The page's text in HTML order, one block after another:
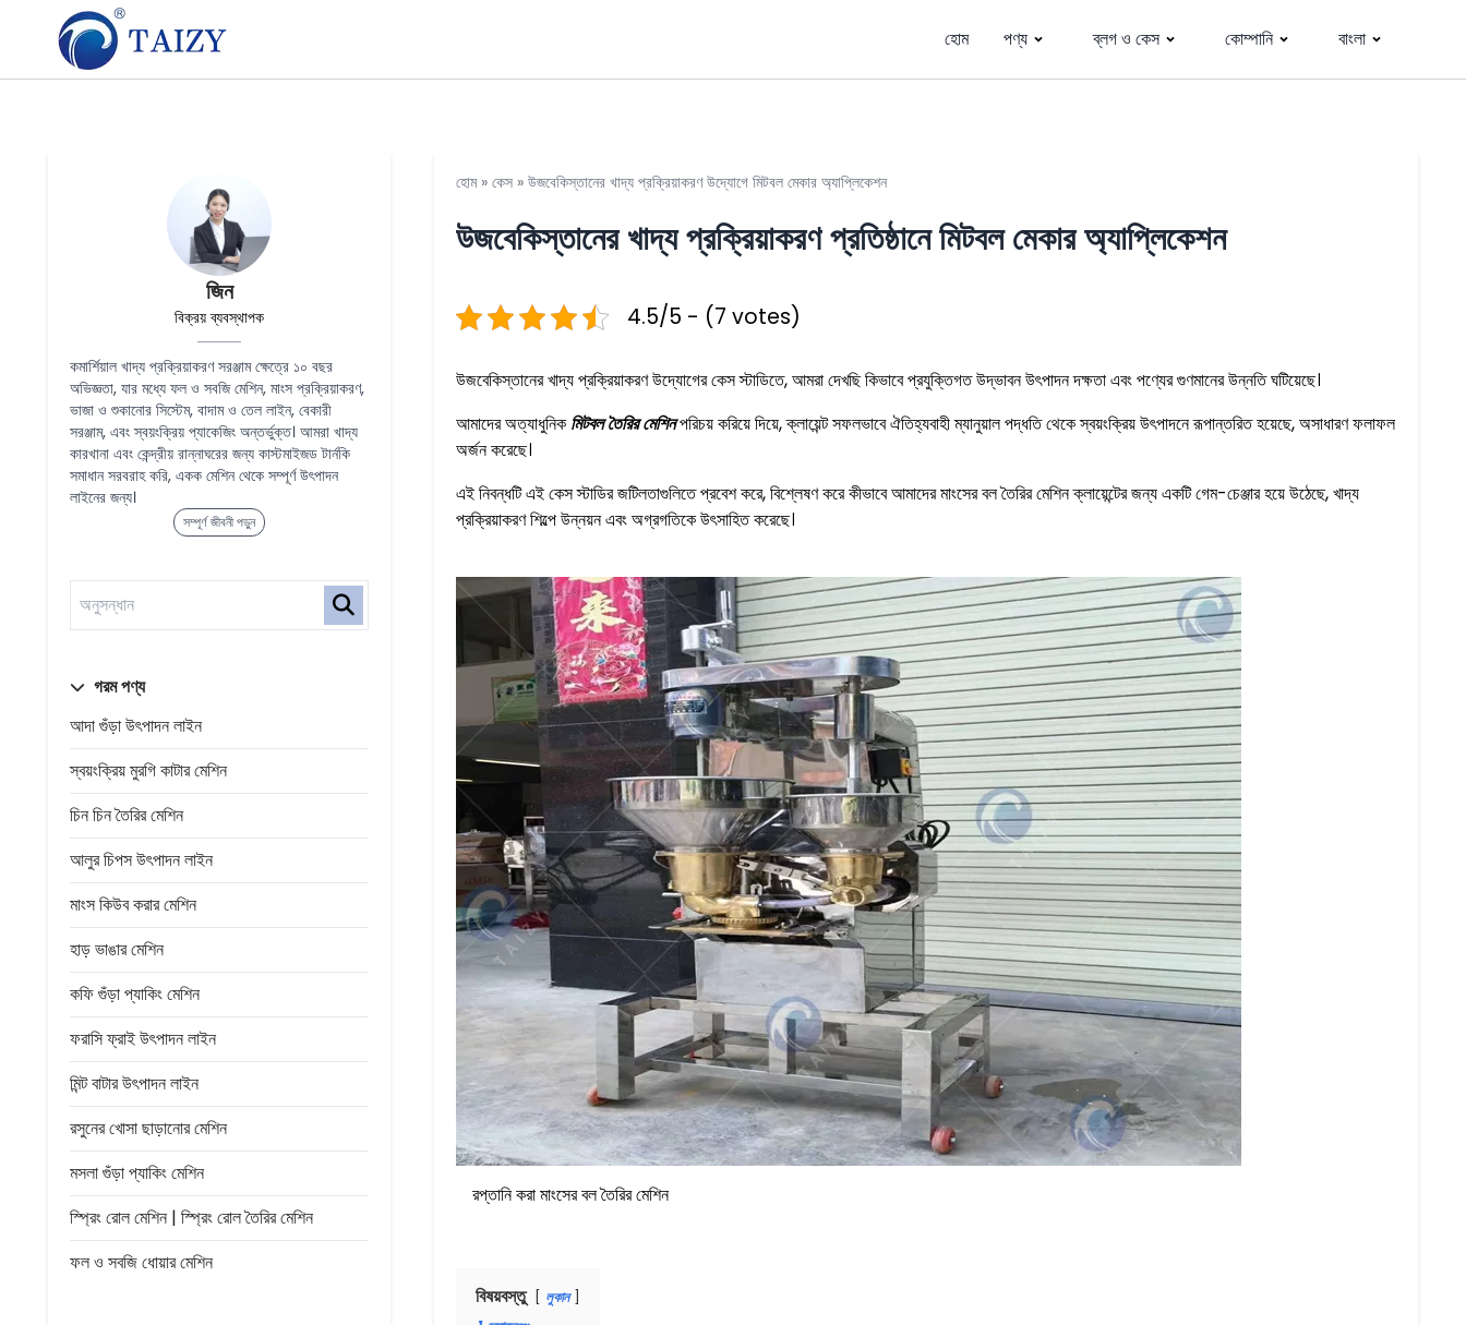
হোম পণ্য ব্লগ ও কেস কোম্পানি বাংলা
জিন
বিক্রয় ব্যবস্থাপক
কমার্শিয়াল খাদ্য প্রক্রিয়াকরণ সরঞ্জাম ক্ষেত্রে ১০ বছর
অভিজ্ঞতা, যার মধ্যে ফল ও সবজি মেশিন, মাংস প্রক্রিয়াকরণ,
ভাজা ও শুকানোর সিস্টেম, বাদাম ও তেল লাইন, বেকারী
সরঞ্জাম, এবং স্বয়ংক্রিয় প্যাকেজিং অন্তর্ভুক্ত। আমরা খাদ্য
কারখানা এবং কেন্দ্রীয় রান্নাঘরের জন্য কাস্টমাইজড টার্নকি
সমাধান সরবরাহ করি, একক মেশিন থেকে সম্পূর্ণ উৎপাদন
লাইনের জন্য।
সম্পূর্ণ জীবনী পড়ুন
গরম পণ্য
আদা গুঁড়া উৎপাদন লাইন
স্বয়ংক্রিয় মুরগি কাটার মেশিন
চিন চিন তৈরির মেশিন
আলুর চিপস উৎপাদন লাইন
মাংস কিউব করার মেশিন
হাড় ভাঙার মেশিন
কফি গুঁড়া প্যাকিং মেশিন
ফরাসি ফ্রাই উৎপাদন লাইন
মিন্ট বাটার উৎপাদন লাইন
রসুনের খোসা ছাড়ানোর মেশিন
মসলা গুঁড়া প্যাকিং মেশিন
স্প্রিং রোল মেশিন | স্প্রিং রোল তৈরির মেশিন
ফল ও সবজি ধোয়ার মেশিন
হোম» কেস » উজবেকিস্তানের খাদ্য প্রক্রিয়াকরণ উদ্যোগে মিটবল মেকার অ্যাপ্লিকেশন
উজবেকিস্তানের খাদ্য প্রক্রিয়াকরণ প্রতিষ্ঠানে মিটবল মেকার অ্যাপ্লিকেশন
4.5/5 - (7 votes)
উজবেকিস্তানের খাদ্য প্রক্রিয়াকরণ উদ্যোগের কেস স্টাডিতে, আমরা দেখছি কিভাবে প্রযুক্তিগত উদ্ভাবন উৎপাদন দক্ষতা এবং পণ্যের গুণমানের উন্নতি ঘটিয়েছে।
আমাদের অত্যাধুনিক মিটবল তৈরির মেশিনপরিচয় করিয়ে দিয়ে, ক্লায়েন্ট সফলভাবে ঐতিহ্যবাহী ম্যানুয়াল পদ্ধতি থেকে স্বয়ংক্রিয় উৎপাদনে রূপান্তরিত হয়েছে, অসাধারণ ফলাফল
অর্জন করেছে।
এই নিবন্ধটি এই কেস স্টাডির জটিলতাগুলিতে প্রবেশ করে, বিশ্লেষণ করে কীভাবে আমাদের মাংসের বল তৈরির মেশিন ক্লায়েন্টের জন্য একটি গেম-চেঞ্জার হয়ে উঠেছে, খাদ্য
প্রক্রিয়াকরণ শিল্পে উন্নয়ন এবং অগ্রগতিকে উৎসাহিত করেছে।
রপ্তানি করা মাংসের বল তৈরির মেশিন
বিষয়বস্তু লুকান